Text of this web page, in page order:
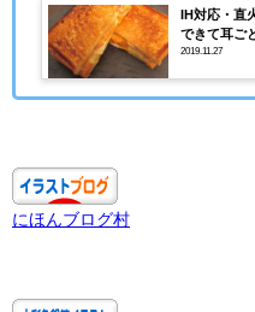
IH対応・直
できて耳ご
メリット！
2019.11.27
にほんブログ村